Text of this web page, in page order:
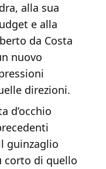
alla sua
e alla
da Costa
nuovo
direzioni.
d’occhio
guinzaglio
corto di quello